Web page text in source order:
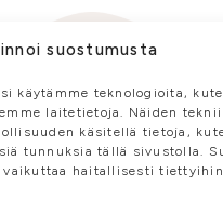
suostumusta
käytämme teknologioita,
laitetietoja. Näiden
käsitellä tietoja,
tunnuksia tällä sivustolla.
haitallisesti